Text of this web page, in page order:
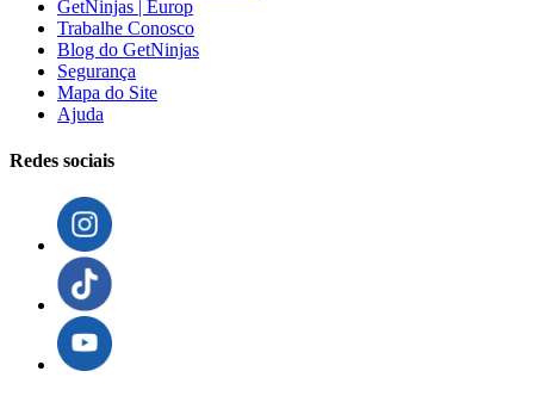
GetNinjas | Europ
Trabalhe Conosco
Blog do GetNinjas
Segurança
Mapa do Site
Ajuda
Redes sociais